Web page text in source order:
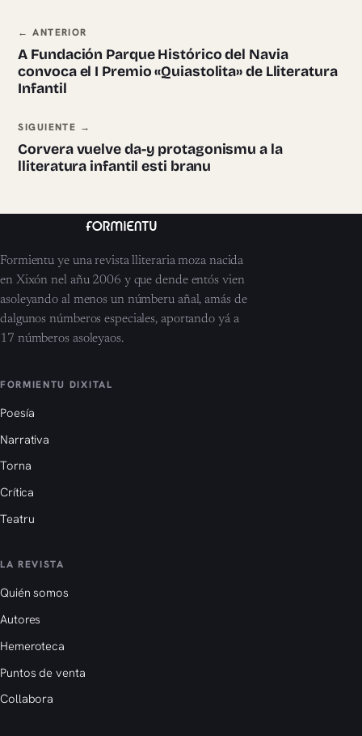
Navegación ente pieces
← ANTERIOR
A Fundación Parque Histórico del Navia
convoca el I Premio «Quiastolita» de Lliteratura
Infantil
SIGUIENTE →
Corvera vuelve da-y protagonismu a la
lliteratura infantil esti branu
Formientu ye una revista lliteraria moza nacida
en Xixón nel añu 2006 y que dende entós vien
asoleyando al menos un númberu añal, amás de
dalgunos númberos especiales, aportando yá a
17 númberos asoleyaos.
FORMIENTU DIXITAL
Poesía
Narrativa
Torna
Crítica
Teatru
LA REVISTA
Quién somos
Autores
Hemeroteca
Puntos de venta
Collabora